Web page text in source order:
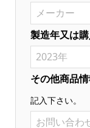
製造年又は
その他商品
記入下さい。